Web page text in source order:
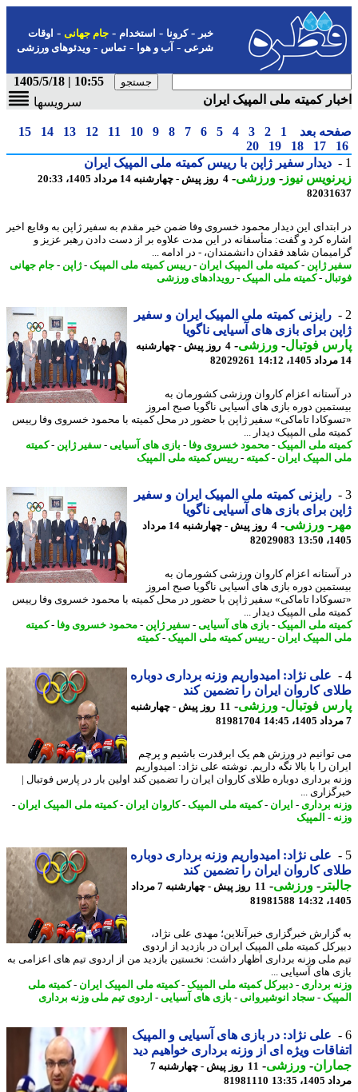
-کرونا-استخدام- جام جهانی-اوقات
شرعی-آب و هوا-تماس-ویدئوهای ورزشی
10:55 | 1405/5/18
کمیته ملی المپیک ایران
سرویسها
بعد 1
2
3
4
5
6
7
8
9
10
11
12
13
14
15
17
18
19
20
دیدار سفیر ژاپن با رییس کمیته ملی المپیک ایران
نیوز-ورزشی-4 روز پیش - چهارشنبه 14 مرداد 1405، 20:33
این دیدار محمود خسروی وفا ضمن خیر مقدم به سفیر ژاپن به وقایع اخیر
کرد و گفت: متأسفانه در این مدت علاوه بر از دست دادن رهبر عزیز و
شاهد فقدان دانشمندان، - در ادامه ...
ژاپن- کمیته ملی المپیک ایران - رییس کمیته ملی المپیک-ژاپن- جام جهانی
-کمیته ملی المپیک-رویدادهای ورزشی
رایزنی کمیته ملی المپیک ایران و سفیر
برای بازی های آسیایی ناگویا
فوتبال-ورزشی-
4 روز پیش - چهارشنبه
82029261
اعزام کاروان ورزشی کشورمان به
دوره بازی های آسیایی ناگویا صبح امروز
تاماکی» سفیر ژاپن با حضور در محل کمیته با محمود خسروی وفا رییس
ملی المپیک دیدار ...
ملی المپیک-محمود خسروی وفا-بازی های آسیایی-سفیر ژاپن- کمیته
المپیک ایران - کمیته-رییس کمیته ملی المپیک
رایزنی کمیته ملی المپیک ایران و سفیر
برای بازی های آسیایی ناگویا
-ورزشی-
4 روز پیش - چهارشنبه 14 مرداد
82029083
اعزام کاروان ورزشی کشورمان به
دوره بازی های آسیایی ناگویا صبح امروز
تاماکی» سفیر ژاپن با حضور در محل کمیته با محمود خسروی وفا رییس
ملی المپیک دیدار ...
ملی المپیک-بازی های آسیایی-سفیر ژاپن- محمود خسروی وفا-کمیته
المپیک ایران - رییس کمیته ملی المپیک-کمیته
علی نژاد: امیدواریم وزنه برداری دوباره
کاروان ایران را تضمین کند
فوتبال-ورزشی-
11 روز پیش - چهارشنبه
81981704
در ورزش هم یک ابرقدرت باشیم و پرچم
را با بالا نگه داریم. نوشته علی نژاد: امیدواریم
برداری دوباره طلای کاروان ایران را تضمین کند اولین بار در پارس فوتبال |
...
برداری- ایران - کمیته ملی المپیک-کاروان ایران - کمیته ملی المپیک ایران -
- المپیک
علی نژاد: امیدواریم وزنه برداری دوباره
کاروان ایران را تضمین کند
-ورزشی-
11 روز پیش - چهارشنبه 7 مرداد
81981588
خبرگزاری خبرآنلاین؛ مهدی علی نژاد،
کمیته ملی المپیک ایران در بازدید از اردوی
ملی وزنه برداری اظهار داشت: نخستین بازدید من از اردوی تیم های اعزامی به
های آسیایی ...
برداری- دبیرکل کمیته ملی المپیک-کمیته ملی المپیک ایران -
کمیته ملی
-سجاد انوشیروانی- بازی های آسیایی-اردوی تیم ملی وزنه برداری
علی نژاد: در بازی های آسیایی و المپیک
ویژه ای از وزنه برداری خواهیم دید
- ورزشی-
11 روز پیش - چهارشنبه 7
13:35
81981110